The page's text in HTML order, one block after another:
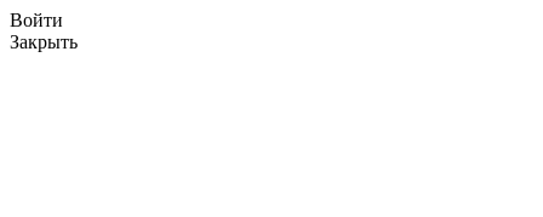
Войти
Закрыть